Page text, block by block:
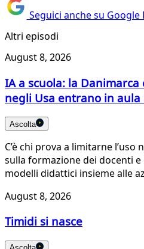
Seguici anche su
Altri episodi
August 8, 2026
IA a scuola: la
negli Usa entrano in aula
Ascolta
C’è chi prova a limitarne l’uso
sulla formazione dei docenti
modelli didattici insieme alle
August 8, 2026
Timidi si nasce